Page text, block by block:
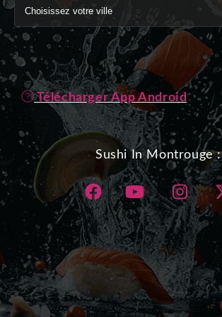
Télécharger App Android
Sushi In Montrouge :